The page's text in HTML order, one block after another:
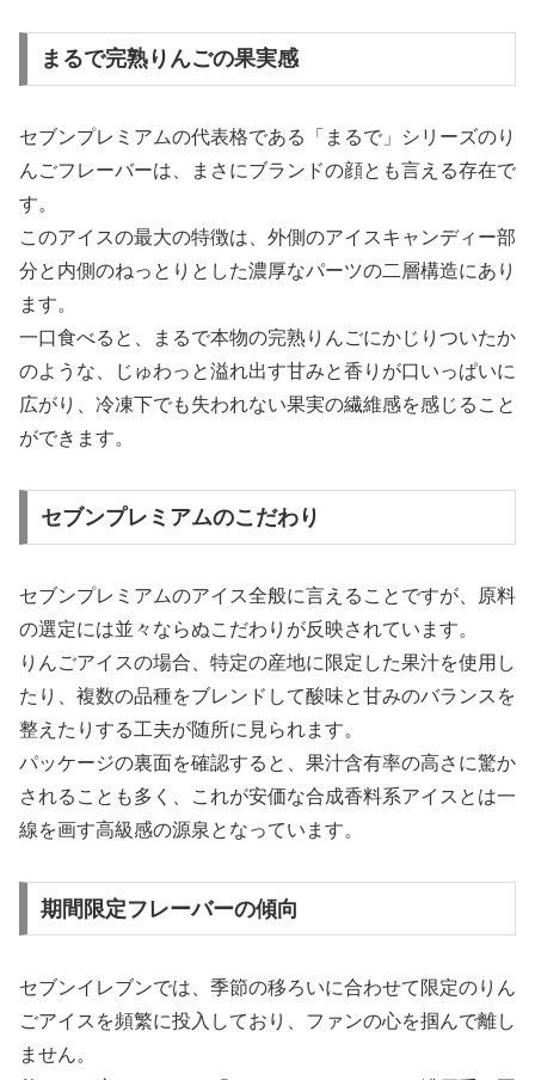
まるで完熟りんごの果実感
セブンプレミアムの代表格である「まるで」シリーズのり
んごフレーバーは、まさにブランドの顔とも言える存在で
す。
このアイスの最大の特徴は、外側のアイスキャンディー部
分と内側のねっとりとした濃厚なパーツの二層構造にあり
ます。
一口食べると、まるで本物の完熟りんごにかじりついたか
のような、じゅわっと溢れ出す甘みと香りが口いっぱいに
広がり、冷凍下でも失われない果実の繊維感を感じること
ができます。
セブンプレミアムのこだわり
セブンプレミアムのアイス全般に言えることですが、原料
の選定には並々ならぬこだわりが反映されています。
りんごアイスの場合、特定の産地に限定した果汁を使用し
たり、複数の品種をブレンドして酸味と甘みのバランスを
整えたりする工夫が随所に見られます。
パッケージの裏面を確認すると、果汁含有率の高さに驚か
されることも多く、これが安価な合成香料系アイスとは一
線を画す高級感の源泉となっています。
期間限定フレーバーの傾向
セブンイレブンでは、季節の移ろいに合わせて限定のりん
ごアイスを頻繁に投入しており、ファンの心を掴んで離し
ません。